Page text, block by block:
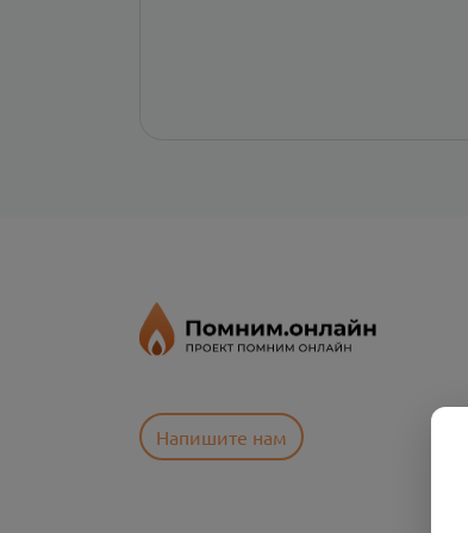
Напишите нам